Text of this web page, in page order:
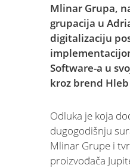
Mlinar Grupa,
grupacija u
digitalizaciju
Software-a u
kroz brend
Odluka je koja
dugogodišnju
Mlinar Grupe i
proizvođača